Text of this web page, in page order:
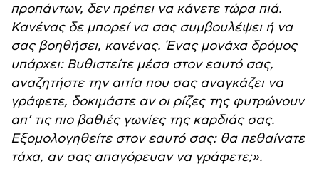
προπάντων, δεν πρέπει να κάνετε τώρα πιά.
Κανένας δε μπορεί να σας συμβουλέψει ή να
σας βοηθήσει, κανένας. Ένας μονάχα δρόμος
υπάρχει: Βυθιστείτε μέσα στον εαυτό σας,
αναζητήστε την αιτία που σας αναγκάζει να
γράφετε, δοκιμάστε αν οι ρίζες της φυτρώνουν
απ’ τις πιο βαθιές γωνίες της καρδιάς σας.
Εξομολογηθείτε στον εαυτό σας: θα πεθαίνατε
τάχα, αν σας απαγόρευαν να γράφετε;».